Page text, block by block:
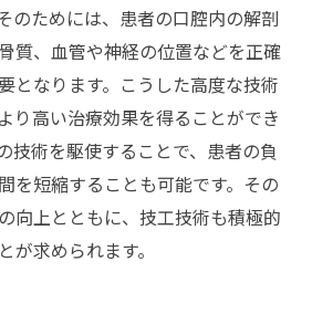
のためには、患者の口腔内の解剖
質、血管や神経の位置などを正確
となります。こうした高度な技術
り高い治療効果を得ることができ
技術を駆使することで、患者の負
を短縮することも可能です。その
向上とともに、技工技術も積極的
が求められます。